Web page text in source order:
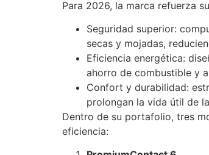
Para 2026, la marca refuerza
Seguridad superior:
secas y mojadas,
Eficiencia energética:
ahorro de combustible y
Confort y durabilidad:
prolongan la vida útil de
Dentro de su portafolio, tres
eficiencia: